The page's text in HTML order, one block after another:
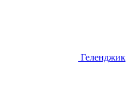
Геленджик